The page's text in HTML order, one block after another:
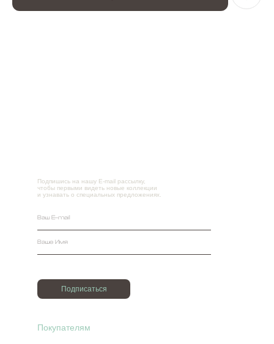
Подпишись на нашу E-mail рассылку,
чтобы первыми видеть новые коллекции
и узнавать о специальных предложениях.
Покупателям
Подписаться